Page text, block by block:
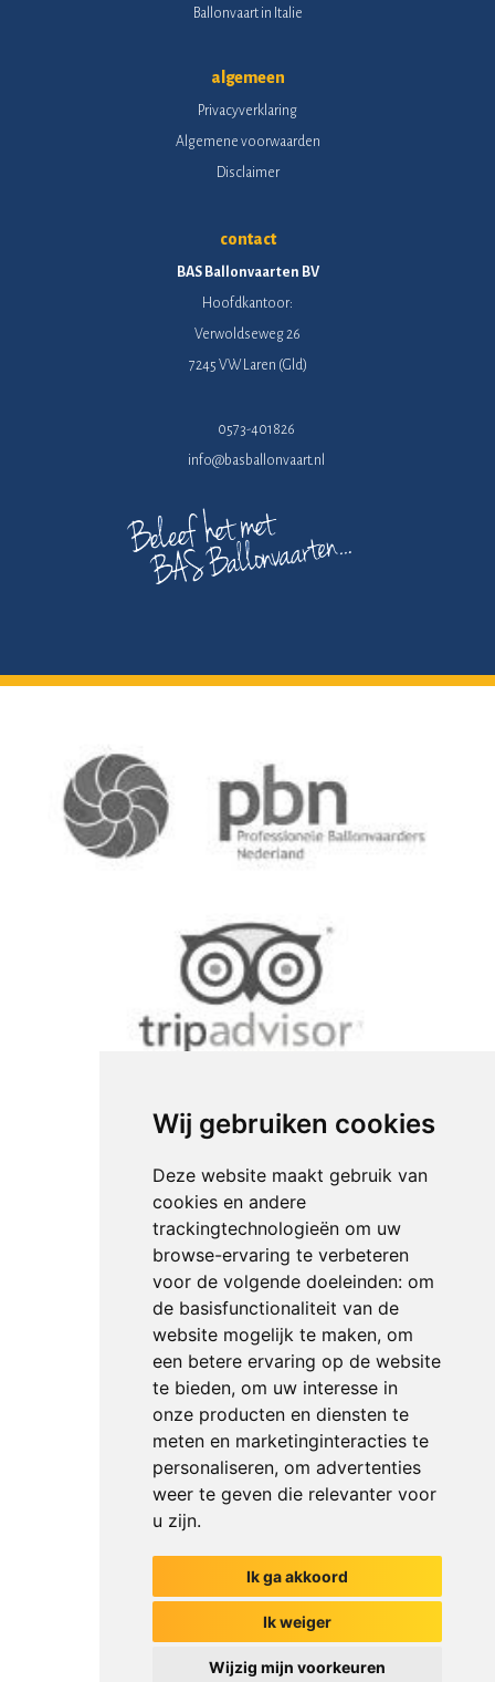
Wij gebruiken cookies
Deze website maakt gebruik van
cookies en andere
trackingtechnologieën om uw
browse-ervaring te verbeteren
voor de volgende doeleinden: om
de basisfunctionaliteit van de
website mogelijk te maken, om
een betere ervaring op de website
te bieden, om uw interesse in
onze producten en diensten te
meten en marketinginteracties te
personaliseren, om advertenties
weer te geven die relevanter voor
u zijn.
Ik ga akkoord
Ik weiger
Wijzig mijn voorkeuren
Ballonvaart in Italie
algemeen
Privacyverklaring
Algemene voorwaarden
Disclaimer
contact
BAS Ballonvaarten BV
Hoofdkantoor:
Verwoldseweg 26
7245 VW Laren (Gld)
0573-401826
info@basballonvaart.nl
Het begin van jouw gesprek
Chat met ons